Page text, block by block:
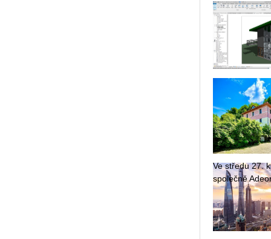
Ve stře­du 27.
spo­leč­ně